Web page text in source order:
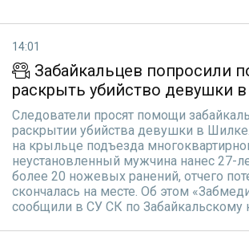
14:01
Забайкальцев попросили
раскрыть убийство девушки
Следователи просят помощи
раскрытии убийства девушки в
на крыльце подъезда
неустановленный мужчина нанес 27-
более 20 ножевых ранений, отчего
скончалась на месте. Об этом
сообщили в СУ СК по Забайкальскому